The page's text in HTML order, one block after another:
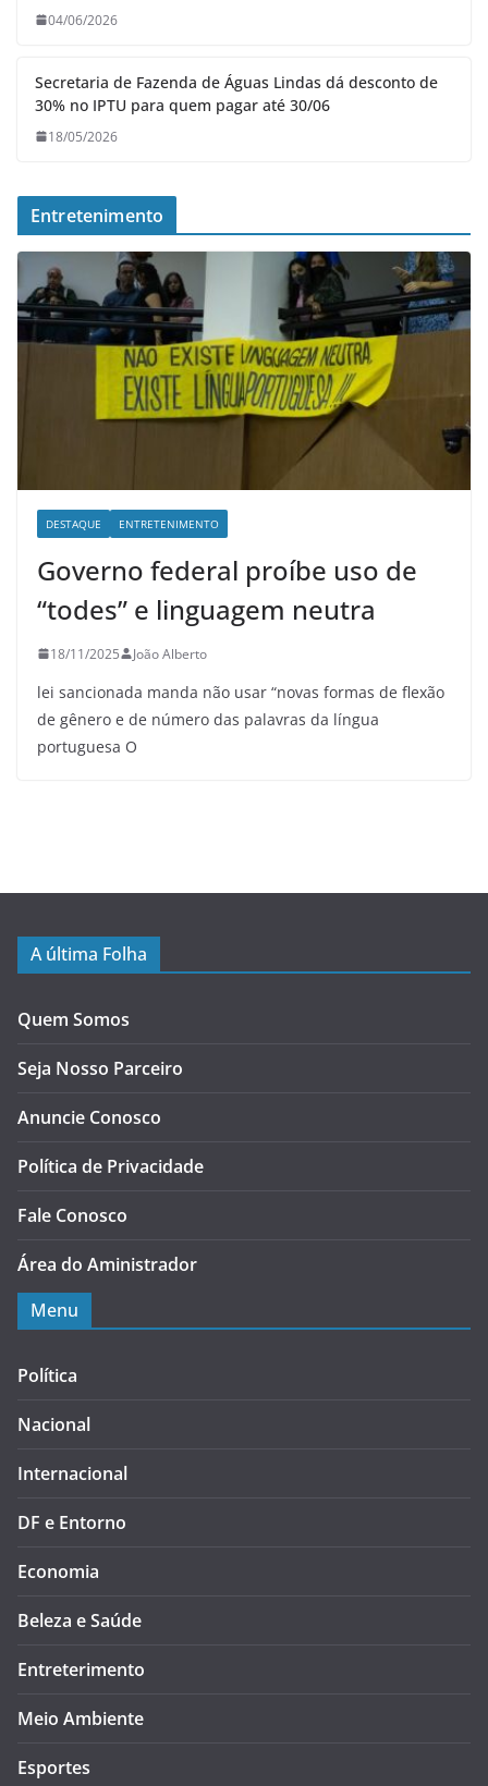
04/06/2026
Secretaria de Fazenda de Águas Lindas dá desconto de
30% no IPTU para quem pagar até 30/06
18/05/2026
Entretenimento
DESTAQUE ENTRETENIMENTO
Governo federal proíbe uso de
“todes” e linguagem neutra
18/11/2025 João Alberto
lei sancionada manda não usar “novas formas de flexão
de gênero e de número das palavras da língua
portuguesa O
A última Folha
Quem Somos
Seja Nosso Parceiro
Anuncie Conosco
Política de Privacidade
Fale Conosco
Área do Aministrador
Menu
Política
Nacional
Internacional
DF e Entorno
Economia
Beleza e Saúde
Entreterimento
Meio Ambiente
Esportes